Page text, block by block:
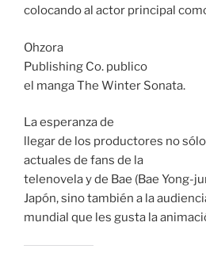
colocando al actor principal
Ohzora
Publishing Co. publico
el manga The Winter Sonata.
La esperanza de
llegar de los productores no
actuales de fans de la
telenovela y de Bae (Bae Yong-
Japón, sino también a la
mundial que les gusta la